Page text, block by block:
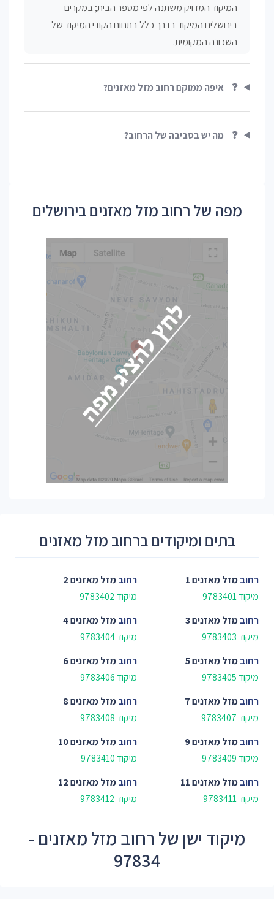
המיקוד המדויק משתנה לפי מספר הבית; במקרים
בירושלים המיקוד בדרך כלל בתחום הקודי המיקוד של
השכונה המקומית.
❓ איפה ממוקם רחוב מזל מאזנים?
❓ מה יש בסביבה של הרחוב?
מפה של רחוב מזל מאזנים בירושלים
בתים ומיקודים ברחוב מזל מאזנים
רחובמזל מאזנים 1
מיקוד 9783401
רחובמזל מאזנים 2
מיקוד 9783402
רחובמזל מאזנים 3
מיקוד 9783403
רחובמזל מאזנים 4
מיקוד 9783404
רחובמזל מאזנים 5
מיקוד 9783405
רחובמזל מאזנים 6
מיקוד 9783406
רחובמזל מאזנים 7
מיקוד 9783407
רחובמזל מאזנים 8
מיקוד 9783408
רחובמזל מאזנים 9
מיקוד 9783409
רחובמזל מאזנים 10
מיקוד 9783410
רחובמזל מאזנים 11
מיקוד 9783411
רחובמזל מאזנים 12
מיקוד 9783412
מיקוד ישן של רחוב מזל מאזנים -
97834